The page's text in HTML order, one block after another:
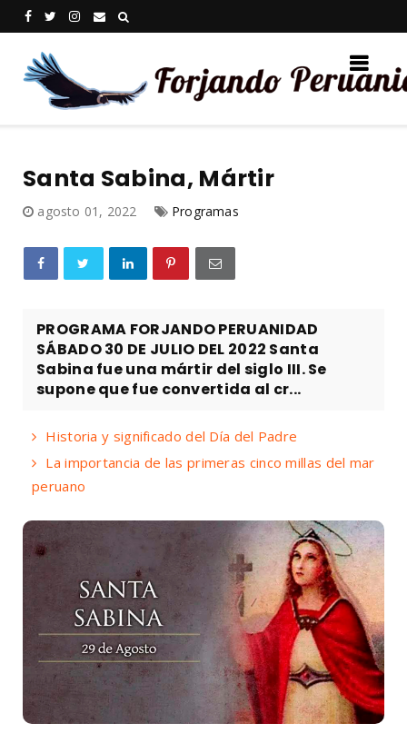
Santa Sabina, Mártir
agosto 01, 2022 Programas
PROGRAMA FORJANDO PERUANIDAD
SÁBADO 30 DE JULIO DEL 2022 Santa
Sabina fue una mártir del siglo III. Se
supone que fue convertida al cr...
Historia y significado del Día del Padre
La importancia de las primeras cinco millas del mar
peruano